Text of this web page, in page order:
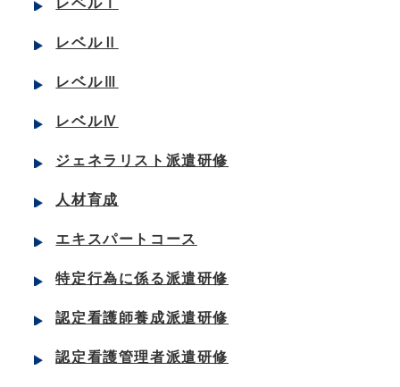
レベルⅠ
レベルⅡ
レベルⅢ
レベルⅣ
ジェネラリスト派遣研修
人材育成
エキスパートコース
特定行為に係る派遣研修
認定看護師養成派遣研修
認定看護管理者派遣研修